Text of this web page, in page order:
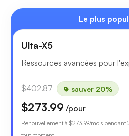
Le plus
Ulta-X5
Ressources avancées pour
$402.87 sauver 20%
$273.99 /pour
Renouvellement à $273.99/mois pendant